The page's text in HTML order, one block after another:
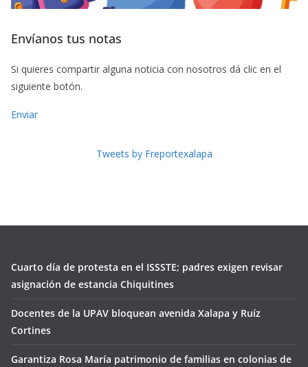
Envíanos tus notas
Si quieres compartir alguna noticia con nosotros dá clic en el
siguiente botón.
Enviar
Tweets by Freportexalapa
Cuarto día de protesta en el ISSSTE; padres exigen revisar
asignación de estancia Chiquitines
Docentes de la UPAV bloquean avenida Xalapa y Ruíz
Cortines
Garantiza Rosa María patrimonio de familias en colonias de